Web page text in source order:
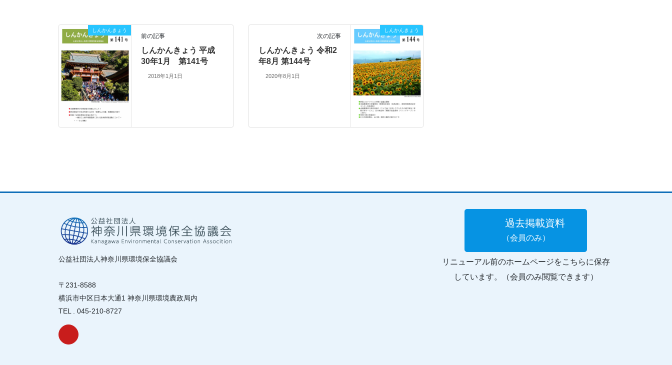
しんかんきょう
前の記事
しんかんきょう 平成
30年1月 第141号
2018年1月1日
しんかんきょう
次の記事
しんかんきょう 令和2
年8月 第144号
2020年8月1日
公益社団法人神奈川県環境保全協議会
〒231-8588
横浜市中区日本大通1 神奈川県環境農政局内
TEL . 045-210-8727
過去掲載資料
（会員のみ）
リニューアル前のホームページをこちらに保存
しています。（会員のみ閲覧できます）